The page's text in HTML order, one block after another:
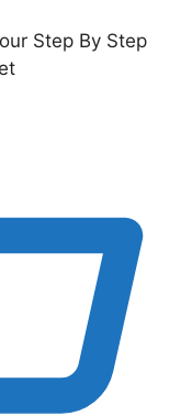
Step By Step